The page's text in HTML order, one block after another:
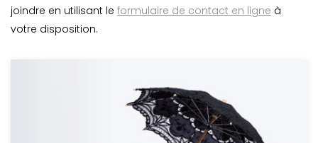
joindre en utilisant le formulaire de contact en ligne à
votre disposition.